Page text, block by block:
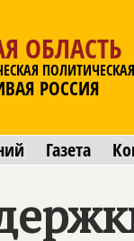
ОБЛАСТЬ
РОССИЯ
Газета